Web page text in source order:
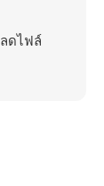
ดไฟล์